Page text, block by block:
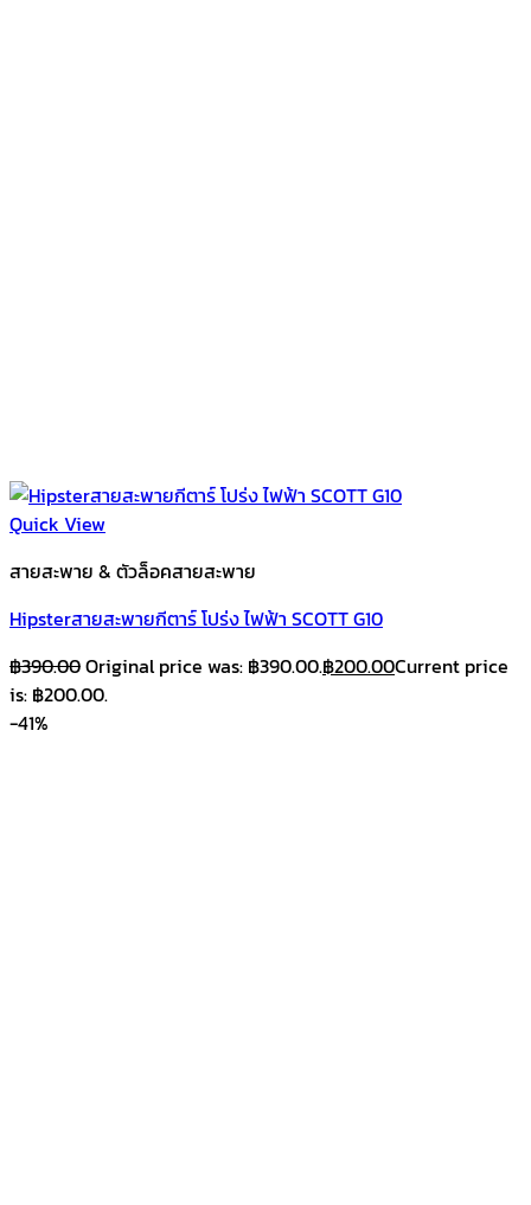
Quick View
สายสะพาย & ตัวล็อคสายสะพาย
Hipsterสายสะพายกีตาร์ โปร่ง ไฟฟ้า SCOTT G10
฿390.00Original price was: ฿390.00.฿200.00Current price
is: ฿200.00.
-41%